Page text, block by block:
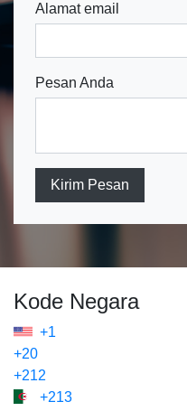
Alamat email
Pesan Anda
Kirim Pesan
Kode Negara
+1
+20
+212
+213